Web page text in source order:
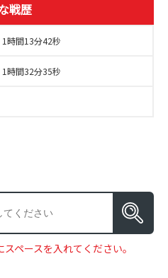
戦歴
時間13分42秒
時間32分35秒
ペースを入れてください。